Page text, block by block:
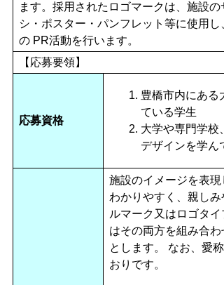
ます。採用されたロゴマークは、施設の
シ・ポスター・パンフレット等に使用し
の PR活動を行います。
【応募要領】
応募資格
豊橋市内にある
ている学生
大学や専門学校
デザインを学ん
施設のイメージを表現
わかりやすく、親しみ
ルマーク又はロゴタイ
はその両方を組み合わ
とします。 なお、愛称
おりです。